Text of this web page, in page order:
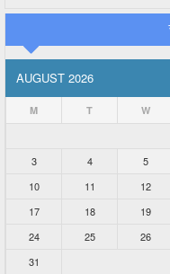
AUGUST 2026
M T W
3
4 5
10
11 12
17
18 19
24
25 26
31